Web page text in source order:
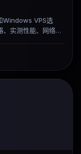
Windows VPS选
实测性能、网络质